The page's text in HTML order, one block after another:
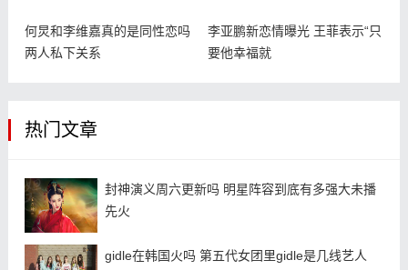
何炅和李维嘉真的是同性恋吗
两人私下关系
李亚鹏新恋情曝光 王菲表示“只
要他幸福就
热门文章
封神演义周六更新吗 明星阵容到底有多强大未播
先火
gidle在韩国火吗 第五代女团里gidle是几线艺人